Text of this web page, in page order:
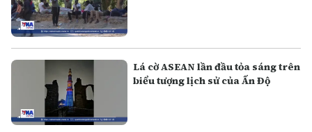
Lá cờ ASEAN lần đầu tỏa sáng trên
biểu tượng lịch sử của Ấn Độ